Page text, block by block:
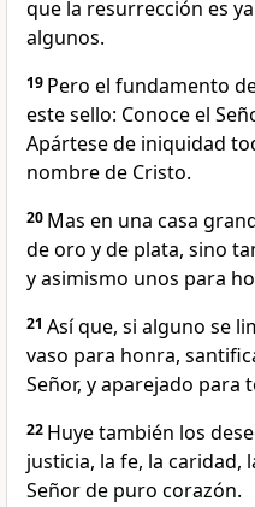
que la resurrección es
algunos.
19 Pero el fundamento
este sello: Conoce el
Apártese de iniquidad
nombre de Cristo.
20 Mas en una casa
de oro y de plata, sino
y asimismo unos para
21 Así que, si alguno se
vaso para honra,
Señor, y aparejado para
22 Huye también los
justicia, la fe, la caridad,
Señor de puro corazón.